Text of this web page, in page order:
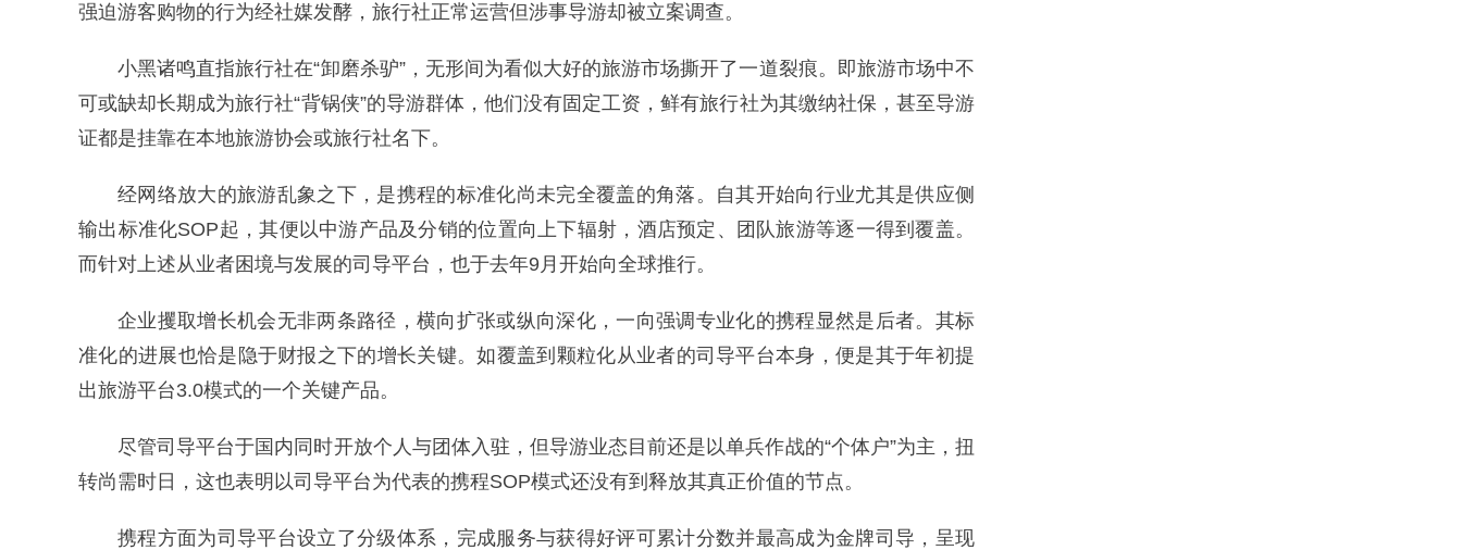
强迫游客购物的行为经社媒发酵，旅行社正常运营但涉事导游却被立案调查。
小黑诸鸣直指旅行社在“卸磨杀驴”，无形间为看似大好的旅游市场撕开了一道裂痕。即旅游市场中不
可或缺却长期成为旅行社“背锅侠”的导游群体，他们没有固定工资，鲜有旅行社为其缴纳社保，甚至导游
证都是挂靠在本地旅游协会或旅行社名下。
经网络放大的旅游乱象之下，是携程的标准化尚未完全覆盖的角落。自其开始向行业尤其是供应侧
输出标准化SOP起，其便以中游产品及分销的位置向上下辐射，酒店预定、团队旅游等逐一得到覆盖。
而针对上述从业者困境与发展的司导平台，也于去年9月开始向全球推行。
企业攫取增长机会无非两条路径，横向扩张或纵向深化，一向强调专业化的携程显然是后者。其标
准化的进展也恰是隐于财报之下的增长关键。如覆盖到颗粒化从业者的司导平台本身，便是其于年初提
出旅游平台3.0模式的一个关键产品。
尽管司导平台于国内同时开放个人与团体入驻，但导游业态目前还是以单兵作战的“个体户”为主，扭
转尚需时日，这也表明以司导平台为代表的携程SOP模式还没有到释放其真正价值的节点。
携程方面为司导平台设立了分级体系，完成服务与获得好评可累计分数并最高成为金牌司导，呈现